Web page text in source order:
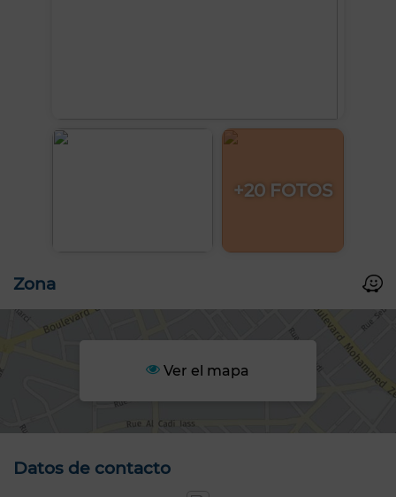
+20 FOTOS
Zona
Ver el mapa
Datos de contacto